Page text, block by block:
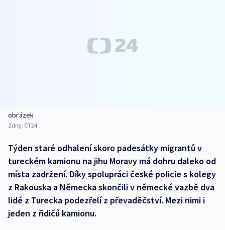
obrázek
Zdroj: ČT24
Týden staré odhalení skoro padesátky migrantů v
tureckém kamionu na jihu Moravy má dohru daleko od
místa zadržení. Díky spolupráci české policie s kolegy
z Rakouska a Německa skončili v německé vazbě dva
lidé z Turecka podezřelí z převaděčství. Mezi nimi i
jeden z řidičů kamionu.